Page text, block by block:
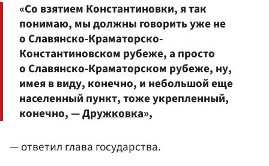
«Со взятием Константиновки, я так
понимаю, мы должны говорить уже не
о Славянско-Краматорско-
Константиновском рубеже, а просто
о Славянско-Краматорском рубеже, ну,
имея в виду, конечно, и небольшой еще
населенный пункт, тоже укрепленный,
конечно, —Дружковка»,
— ответил глава государства.